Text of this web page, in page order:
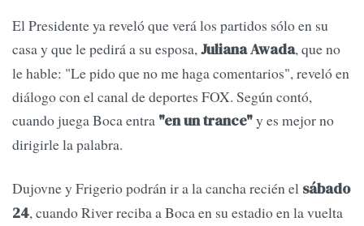
El Presidente ya reveló que verá los partidos sólo en su
casa y que le pedirá a su esposa,Juliana Awada, que no
le hable: "Le pido que no me haga comentarios", reveló en
diálogo con el canal de deportes FOX. Según contó,
cuando juega Boca entra "en un trance"y es mejor no
dirigirle la palabra.
Dujovne y Frigerio podrán ir a la cancha recién el sábado
24, cuando River reciba a Boca en su estadio en la vuelta